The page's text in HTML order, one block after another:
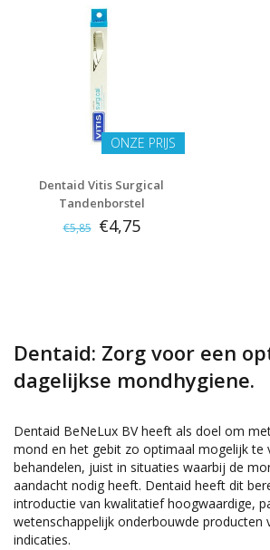
ONZE PRIJS
Dentaid Vitis Surgical
Tandenborstel
€5,85 €4,75
Dentaid: Zorg voor een
dagelijkse mondhygiene.
Dentaid BeNeLux BV heeft als doel om
mond en het gebit zo optimaal mogelijk te
behandelen, juist in situaties waarbij de
aandacht nodig heeft. Dentaid heeft dit
introductie van kwalitatief hoogwaardige,
wetenschappelijk onderbouwde producten
indicaties.